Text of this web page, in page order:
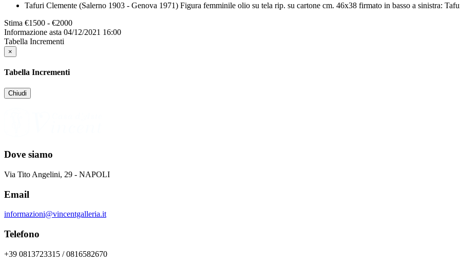
Tafuri Clemente (Salerno 1903 - Genova 1971) Figura femminile olio su tela rip. su cartone cm. 46x38 firmato in basso a sinistra:
Stima €1500 - €2000
Informazione asta 04/12/2021 16:00
Tabella Incrementi
×
Tabella Incrementi
Chiudi
Dove siamo
Via Tito Angelini, 29 - NAPOLI
Email
informazioni@vincentgalleria.it
Telefono
+39 0813723315 / 0816582670